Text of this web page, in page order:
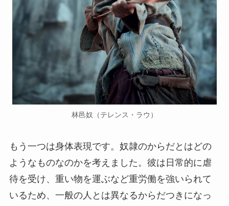
林邑奴（テレンス・ラウ）
もう一つは身体表現です。奴隷のからだとはどの
ようなものなのかを考えました。彼は日常的に虐
待を受け、重い物を運ぶなど重労働を強いられて
いるため、一般の人とは異なるからだつきになっ